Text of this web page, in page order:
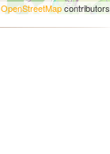
OpenStreetMapcontributors